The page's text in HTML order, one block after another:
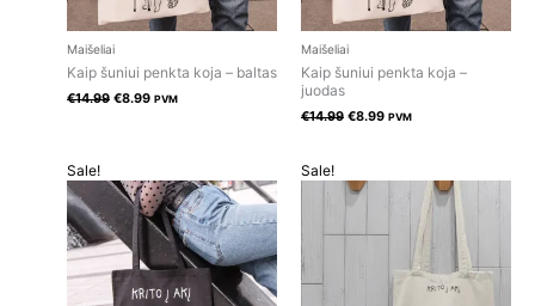
Maišeliai
Kaip šuniui penkta koja – baltas
€14.99 €8.99 PVM
Maišeliai
Kaip šuniui penkta koja –
juodas
€14.99 €8.99 PVM
Sale!
price
was:
€14.99.
price
is:
€8.99.
Sale!
price
was:
price